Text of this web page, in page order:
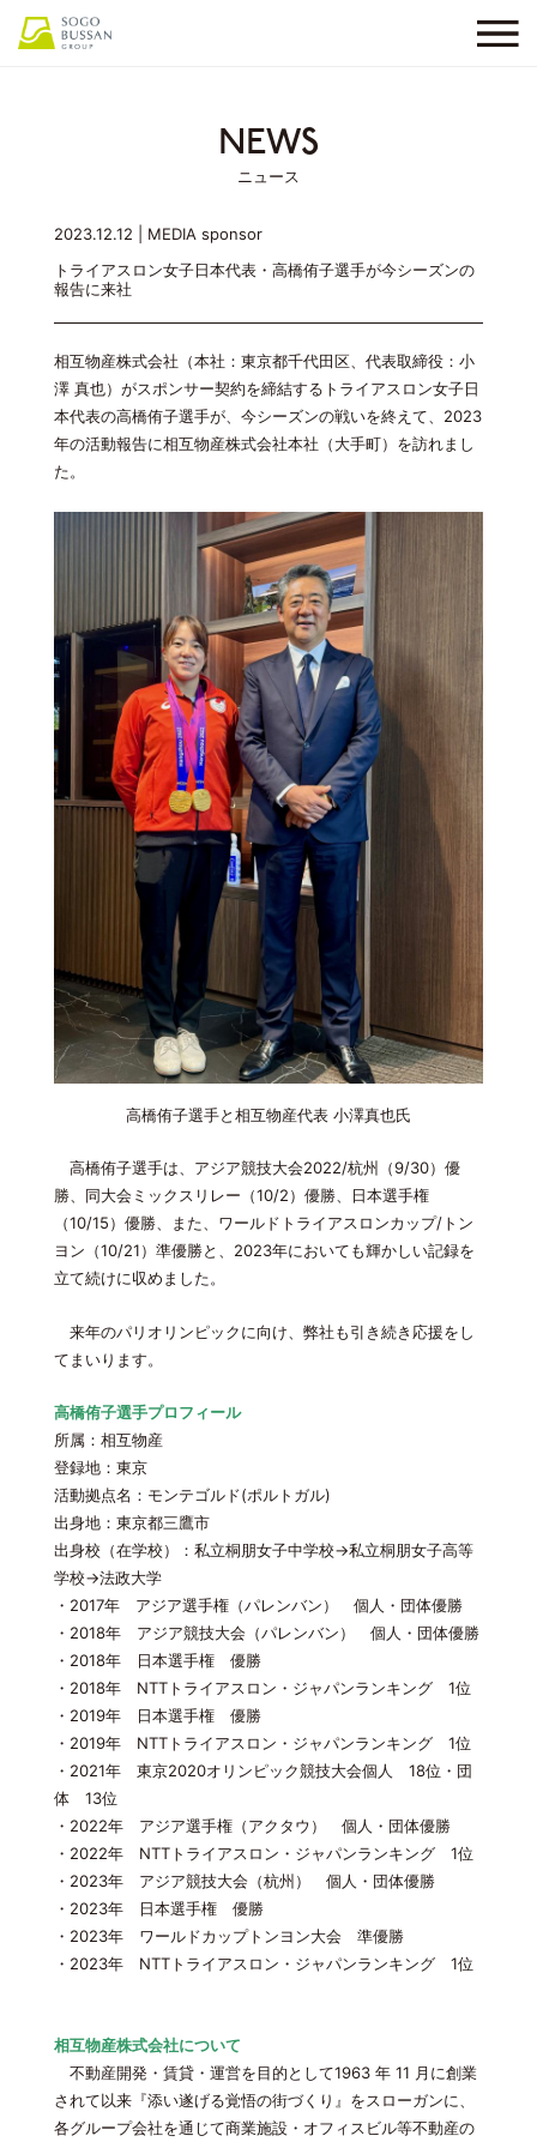
NEWS
ニュース
2023.12.12 | MEDIA sponsor
トライアスロン女子日本代表・高橋侑子選手が今シーズンの
報告に来社
相互物産株式会社（本社：東京都千代田区、代表取締役：小
澤 真也）がスポンサー契約を締結するトライアスロン女子日
本代表の高橋侑子選手が、今シーズンの戦いを終えて、2023
年の活動報告に相互物産株式会社本社（大手町）を訪れまし
た。
高橋侑子選手と相互物産代表 小澤真也氏
高橋侑子選手は、アジア競技大会2022/杭州（9/30）優
勝、同大会ミックスリレー（10/2）優勝、日本選手権
（10/15）優勝、また、ワールドトライアスロンカップ/トン
ヨン（10/21）準優勝と、2023年においても輝かしい記録を
立て続けに収めました。
来年のパリオリンピックに向け、弊社も引き続き応援をし
てまいります。
高橋侑子選手プロフィール
所属：相互物産
登録地：東京
活動拠点名：モンテゴルド(ポルトガル)
出身地：東京都三鷹市
出身校（在学校）：私立桐朋女子中学校→私立桐朋女子高等
学校→法政大学
・2017年 アジア選手権（パレンバン） 個人・団体優勝
・2018年 アジア競技大会（パレンバン） 個人・団体優勝
・2018年 日本選手権 優勝
・2018年 NTTトライアスロン・ジャパンランキング 1位
・2019年 日本選手権 優勝
・2019年 NTTトライアスロン・ジャパンランキング 1位
・2021年 東京2020オリンピック競技大会個人 18位・団
体 13位
・2022年 アジア選手権（アクタウ） 個人・団体優勝
・2022年 NTTトライアスロン・ジャパンランキング 1位
・2023年 アジア競技大会（杭州） 個人・団体優勝
・2023年 日本選手権 優勝
・2023年 ワールドカップトンヨン大会 準優勝
・2023年 NTTトライアスロン・ジャパンランキング 1位
相互物産株式会社について
不動産開発・賃貸・運営を目的として1963 年 11 月に創業
されて以来『添い遂げる覚悟の街づくり』をスローガンに、
各グループ会社を通じて商業施設・オフィスビル等不動産の